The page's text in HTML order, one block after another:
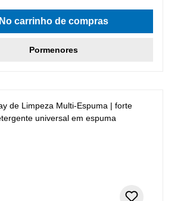
No carrinho de compras
Pormenores